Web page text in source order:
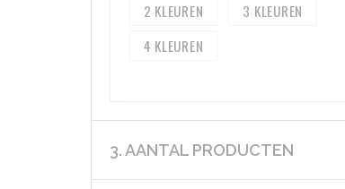
2
3
4
3. AANTAL PRODUCTEN